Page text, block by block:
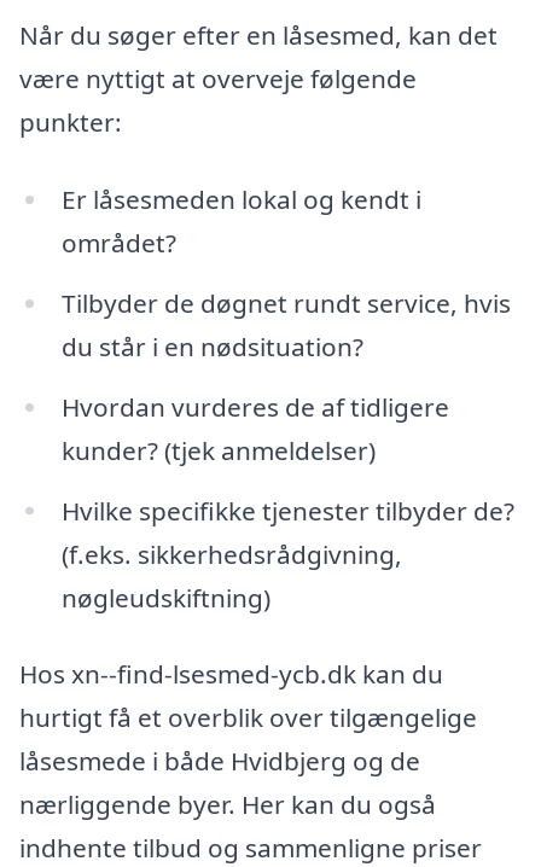
Når du søger efter en låsesmed, kan det
være nyttigt at overveje følgende
punkter:
Er låsesmeden lokal og kendt i
området?
Tilbyder de døgnet rundt service, hvis
du står i en nødsituation?
Hvordan vurderes de af tidligere
kunder? (tjek anmeldelser)
Hvilke specifikke tjenester tilbyder de?
(f.eks. sikkerhedsrådgivning,
nøgleudskiftning)
Hos xn--find-lsesmed-ycb.dk kan du
hurtigt få et overblik over tilgængelige
låsesmede i både Hvidbjerg og de
nærliggende byer. Her kan du også
indhente tilbud og sammenligne priser